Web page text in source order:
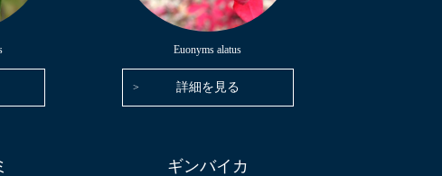
Euonyms alatus
詳細を見る
ギンバイカ